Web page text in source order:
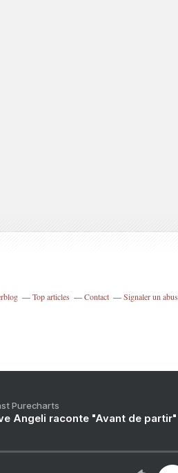
Top articles Contact Signaler un abus
Purecharts
Angeli raconte "Avant de partir"